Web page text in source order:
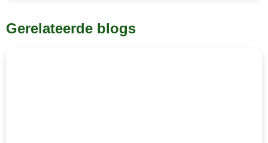
Gerelateerde blogs